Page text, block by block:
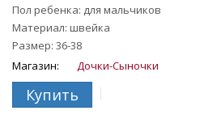
Пол ребенка: для мальчиков
Материал: швейка
Размер: 36-38
Магазин:
Дочки-Сыночки
Купить